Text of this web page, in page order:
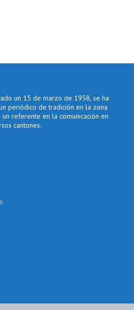
un 15 de marzo de 1958, se ha
periódico de tradición en la zona
referente en la comunicación en
cantones.